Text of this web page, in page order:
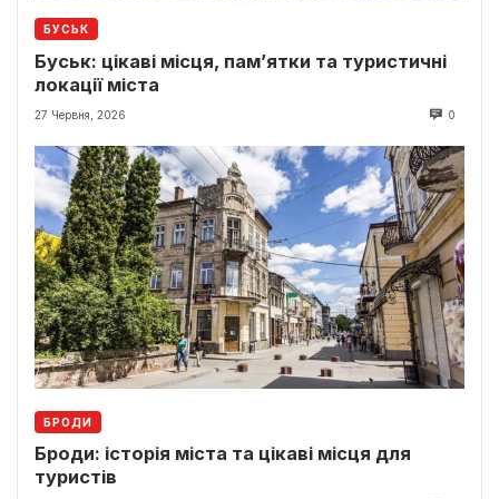
БУСЬК
Буськ: цікаві місця, пам’ятки та туристичні
локації міста
27 Червня, 2026 0
БРОДИ
Броди: історія міста та цікаві місця для
туристів